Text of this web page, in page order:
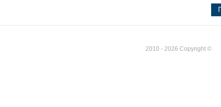
2010 - 2026 Copyright ©